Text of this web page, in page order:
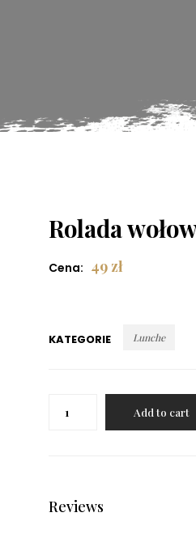
Rolada
Cena: 49 zł
KATEGORIE Lunche
wołowa
ogórkiem
kiszonym
Add to cart
Reviews